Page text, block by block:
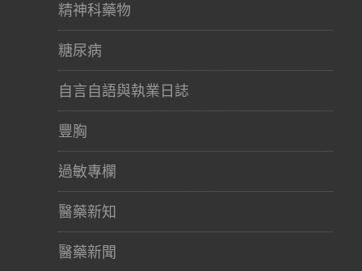
精神科藥物
糖尿病
自言自語與執業日誌
豐胸
過敏專欄
醫藥新知
醫藥新聞